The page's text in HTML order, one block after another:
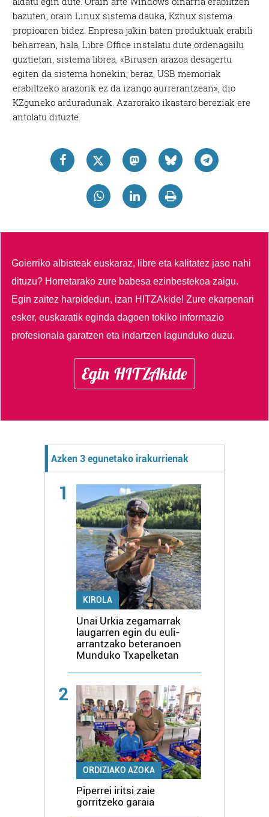
bazuten, orain Linux sistema dauka, Kznux sistema
propioaren bidez. Enpresa jakin baten produktuak erabili
beharrean, hala, Libre Office instalatu dute ordenagailu
guztietan, sistema librea. «Birusen arazoa desagertu
egiten da sistema honekin; beraz, USB memoriak
erabiltzeko arazorik ez da izango aurrerantzean», dio
KZguneko arduradunak. Azarorako ikastaro bereziak ere
antolatu dituzte.
Goierriko albisteak euskaraz, libre eta kalitatez jaso nahi
dituzu? Horretarako zure babesa ezinbestekoa zaigu.
Egin zaitez harpidedun, izan HITZAkide!Zure ekarpenari
esker, euskaratik eginda dagoen tokiko informazio
profesionala garatzen eta indartzen lagunduko duzu.
Egin HITZAkide
Azken 3 egunetako irakurrienak
1
KIROLA
Unai Urkia zegamarrak
laugarren egin du euli-
arrantzako beteranoen
Munduko Txapelketan
2
ORDIZIAKO AZOKA
Piperrei iritsi zaie
gorritzeko garaia